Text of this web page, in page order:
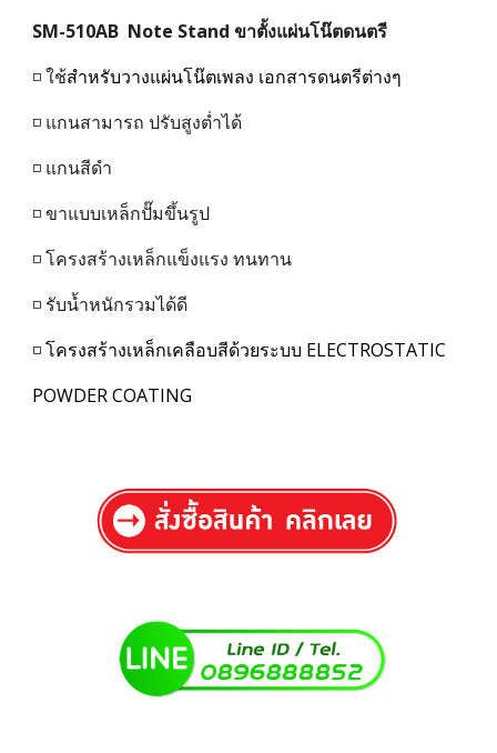
SM-510AB Note Stand ขาตั้งแผ่นโน๊ตดนตรี
◽ ใช้สำหรับวางแผ่นโน๊ตเพลง เอกสารดนตรีต่างๆ
◽ แกนสามารถ ปรับสูงต่ำได้
◽ แกนสีดำ
◽ ขาแบบเหล็กปั๊มขึ้นรูป
◽ โครงสร้างเหล็กแข็งแรง ทนทาน
◽ รับน้ำหนักรวมได้ดี
◽โครงสร้างเหล็กเคลือบสีด้วยระบบ ELECTROSTATIC
POWDER COATING